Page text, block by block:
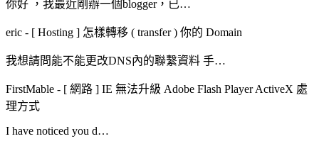
你好 ，我最近剛辦一個blogger，已…
eric - [ Hosting ] 怎樣轉移 ( transfer ) 你的 Domain
我想請問能不能更改DNS內的聯繫資料 手…
FirstMable - [ 網路 ] IE 無法升級 Adobe Flash Player ActiveX 處
理方式
I have noticed you d…